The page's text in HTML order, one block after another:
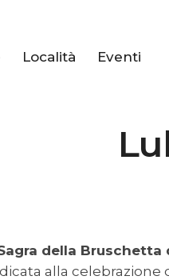
Località Eventi
della Bruschetta
alla celebrazione